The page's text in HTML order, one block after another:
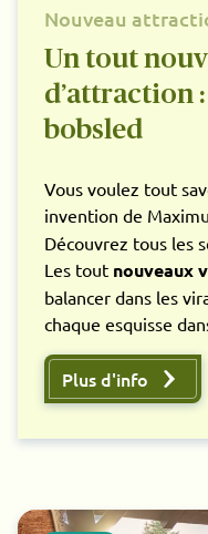
Nouveau
Un tout
d’attraction
bobsled
Vous voulez tout
invention de
Découvrez tous les
Les tout nouveaux
balancer dans les
chaque esquisse
Plus d'info